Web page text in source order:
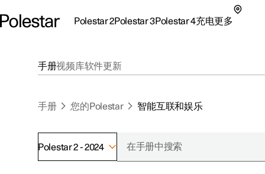
Polestar 2Polestar 3Polestar 4充电更多
手册视频库软件更新
手册 您的Polestar 智能互联和娱乐
Polestar 2 - 2024